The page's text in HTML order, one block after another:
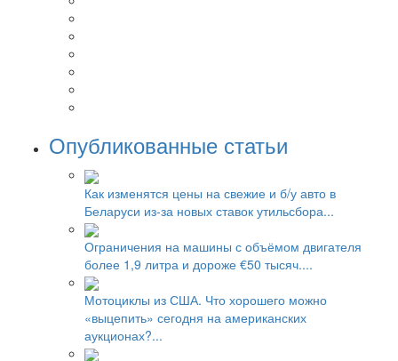
Опубликованные статьи
Как изменятся цены на свежие и б/у авто в
Беларуси из-за новых ставок утильсбора...
Ограничения на машины с объёмом двигателя
более 1,9 литра и дороже €50 тысяч....
Мотоциклы из США. Что хорошего можно
«выцепить» сегодня на американских
аукционах?...